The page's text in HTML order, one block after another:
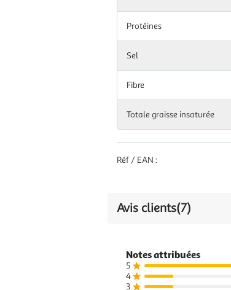
Protéines
Sel
Fibre
Totale graisse insaturée
Réf / EAN :
Avis clients(7)
Notes attribuées
5
4
3